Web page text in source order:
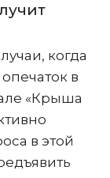
когда
в
«Крыша
в этой